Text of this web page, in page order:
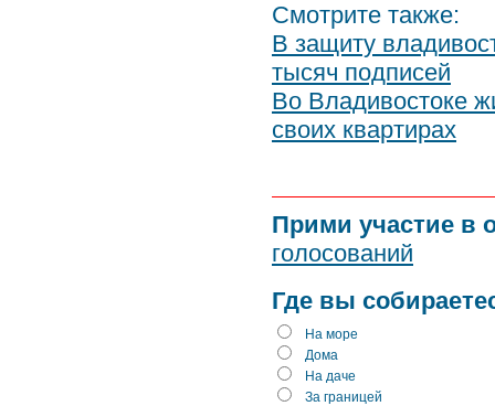
Смотрите также:
В защиту
тысяч подписей
Во Владивостоке
своих квартирах
Прими участие в
голосований
Где вы
На море
Дома
На даче
За границей